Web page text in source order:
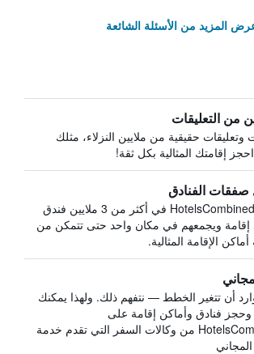
المزيد من الأسئلة الشائعة
من التعليقات
وتعليقات حقيقية من ملايين النزلاء، مثلك
إقامتك المثالية بكل ثقة!
الفنادق
يبحث HotelsCombined في أكثر من 3 ملايين فندق
إقامة ويجمعهم في مكان واحد حتى تتمكن من
الإقامة المثالية.
أن تتغير الخطط — نتفهم ذلك. ولهذا يمكنك
فنادق وأماكن إقامة على
HotelsCombined من وكالات السفر التي تقدم خدمة
المجاني